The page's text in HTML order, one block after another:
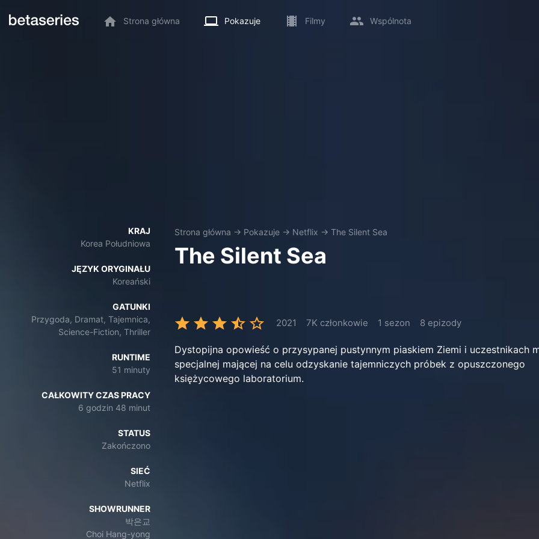
Strona główna Pokazuje Filmy Wspólnota
KRAJ
Korea Południowa
JĘZYK ORYGINAŁU
Koreański
GATUNKI
Przygoda, Dramat, Tajemnica,
Science-Fiction, Thriller
RUNTIME
51 minuty
CAŁKOWITY CZAS PRACY
6 godzin 48 minut
STATUS
Zakończono
SIEĆ
Netflix
SHOWRUNNER
박은교
Choi Hang-yong
Strona główna → Pokazuje → Netflix → The Silent Sea
The Silent Sea
2021 7K członkowie 1 sezon 8 epizody
Dystopijna opowieść o przysypanej pustynnym piaskiem Ziemi i uczestnikach
specjalnej mającej na celu odzyskanie tajemniczych próbek z opuszczonego
księżycowego laboratorium.